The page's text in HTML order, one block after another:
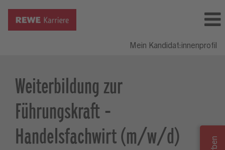
Mein Kandidat:innenprofil
Weiterbildung zur
Führungskraft -
Handelsfachwirt (m/w/d)